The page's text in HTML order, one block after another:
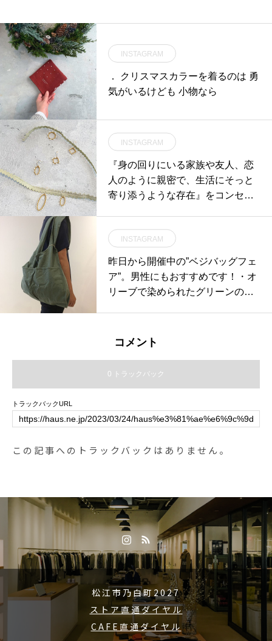
INSTAGRAM
． クリスマスカラーを着るのは 勇
気がいるけども 小物なら
INSTAGRAM
『身の回りにいる家族や友人、恋
人のように親密で、生活にそっと
寄り添うような存在』をコンセプ
え、新作もたくさん届きました🌲
身につけてることを忘れるほどの
軽やかさも魅力の１つ。大切な人
に贈りませんか。もちろん、自分
necklace#gift
INSTAGRAM
昨日から開催中の”ベジバッグフェ
ア”。男性にもおすすめです！・オ
リーブで染められたグリーンのマ
ップ 11:00-20:00ビストロカフェ
ag#haus_zakka
コメント
0 トラックバック
トラックバックURL
この記事へのトラックバックはありません。
松江市乃白町2027
ストア直通ダイヤル
CAFE直通ダイヤル